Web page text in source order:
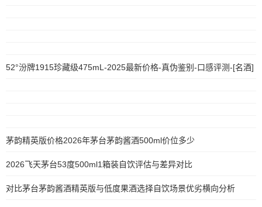
52°汾牌1915珍藏级475mL-2025最新价格-真伪鉴别-口感评测-[名酒]
茅韵精英版价格2026年茅台茅韵酱酒500ml价位多少
2026飞天茅台53度500ml1箱装自饮评估与差异对比
对比茅台茅韵酱酒精英版与低度果酒选择自饮场景优劣横向分析